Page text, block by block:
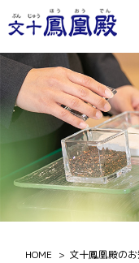
HOME
文十鳳凰殿の